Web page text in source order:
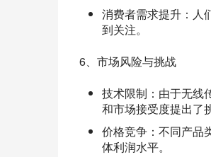
消费者需求提升：人
到关注。
6、市场风险与挑战
技术限制：由于无线
和市场接受度提出了
价格竞争：不同产品
体利润水平。